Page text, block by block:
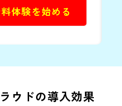
体験を始める
ウドの導入効果